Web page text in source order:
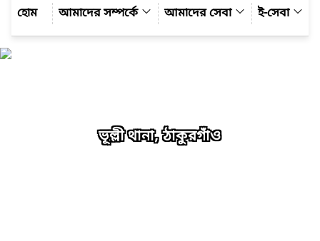
আমাদের সম্পর্কে
আমাদের সেবা ই-সেবা
ভূল্লী থানা, ঠাকুরগাঁও